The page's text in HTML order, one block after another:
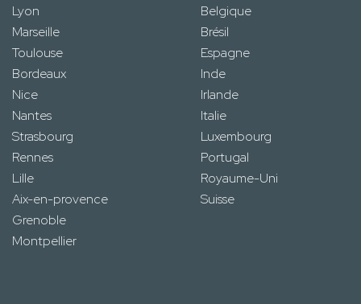
Lyon
Marseille
Toulouse
Bordeaux
Nice
Nantes
Strasbourg
Rennes
Lille
Aix-en-provence
Grenoble
Montpellier
Belgique
Brésil
Espagne
Inde
Irlande
Italie
Luxembourg
Portugal
Royaume-Uni
Suisse